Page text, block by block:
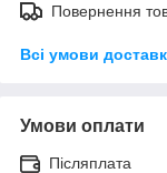
Повернення
Всі умови
Умови оплати
Післяплата